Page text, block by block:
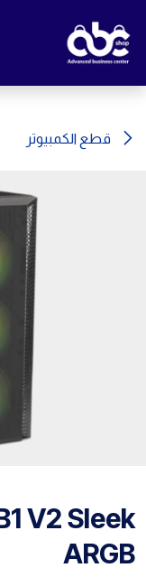
قطع الكمبيوتر
V2 Sleek
ARGB